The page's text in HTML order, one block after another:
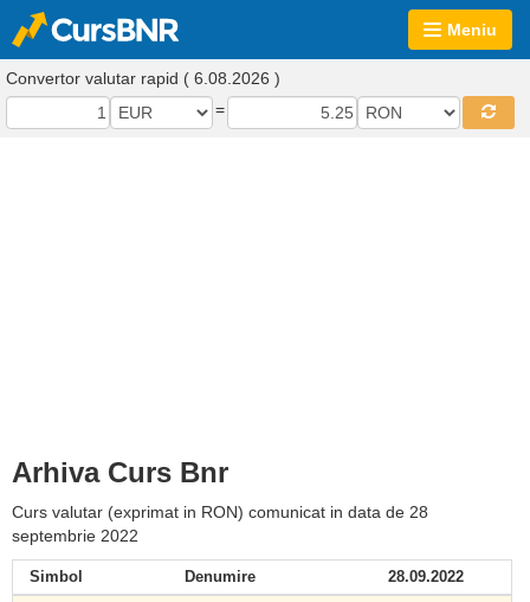
Meniu
Convertor valutar rapid ( 6.08.2026 )
=
Arhiva Curs Bnr
Curs valutar (exprimat in RON) comunicat in data de 28
septembrie 2022
Simbol Denumire
28.09.2022